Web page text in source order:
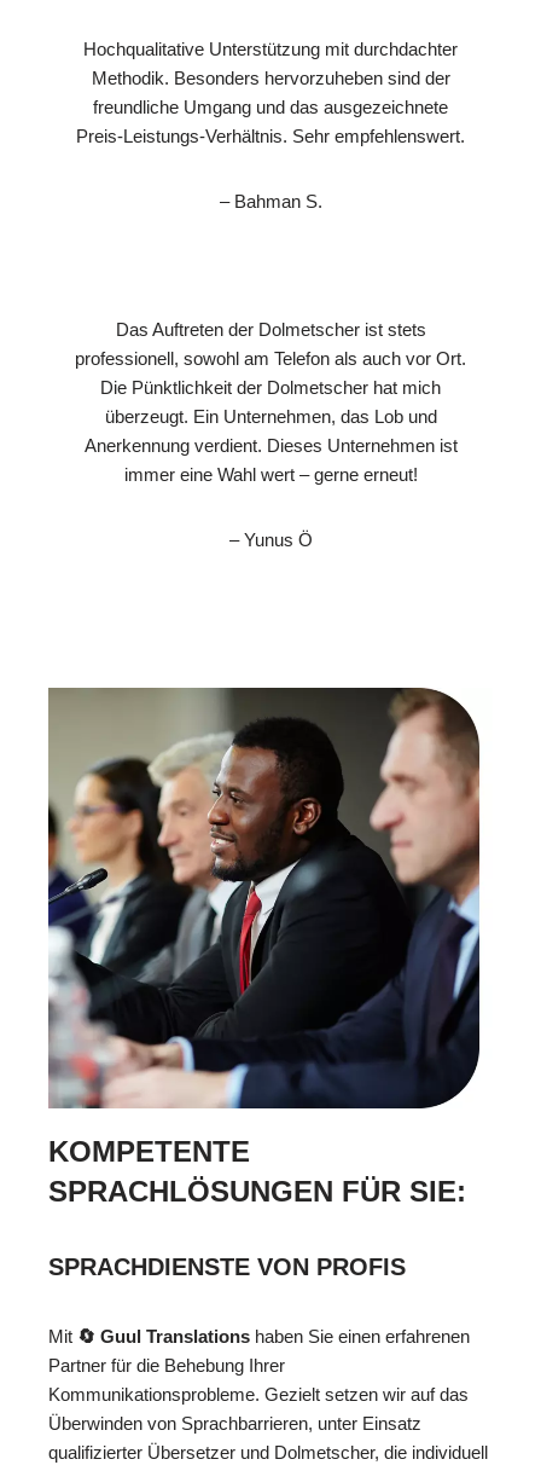
Hochqualitative Unterstützung mit durchdachter
Methodik. Besonders hervorzuheben sind der
freundliche Umgang und das ausgezeichnete
Preis-Leistungs-Verhältnis. Sehr empfehlenswert.
– Bahman S.
Das Auftreten der Dolmetscher ist stets
professionell, sowohl am Telefon als auch vor Ort.
Die Pünktlichkeit der Dolmetscher hat mich
überzeugt. Ein Unternehmen, das Lob und
Anerkennung verdient. Dieses Unternehmen ist
immer eine Wahl wert – gerne erneut!
– Yunus Ö
KOMPETENTE
SPRACHLÖSUNGEN FÜR SIE:
SPRACHDIENSTE VON PROFIS
Mit 🔄 Guul Translations haben Sie einen erfahrenen
Partner für die Behebung Ihrer
Kommunikationsprobleme. Gezielt setzen wir auf das
Überwinden von Sprachbarrieren, unter Einsatz
qualifizierter Übersetzer und Dolmetscher, die individuell